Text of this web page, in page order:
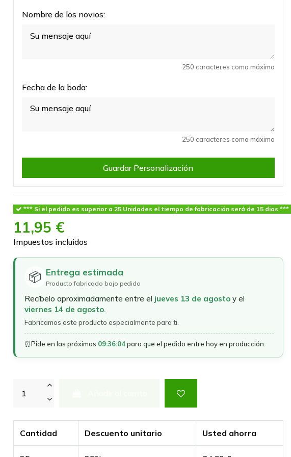
Nombre de los novios:
250 caracteres como máximo
Fecha de la boda:
250 caracteres como máximo
Guardar Personalización
*** Si el pedido es superior a 25 Unidades el tiempo de fabricación será de 15 dias ***
11,95 €
Impuestos incluidos
📦 Entrega estimada
Producto fabricado bajo pedido
Recíbelo aproximadamente entre el jueves 13 de agostoy el
viernes 14 de agosto.
Fabricamos este producto especialmente para ti.
⏰Pide en las próximas 09:36:03para que el pedido entre hoy en producción.
Cantidad Descuento unitario Usted ahorra